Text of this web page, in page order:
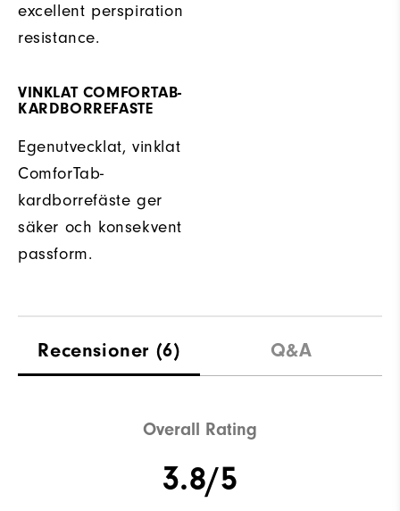
excellent perspiration
resistance.
VINKLAT COMFORTAB-
KARDBORREFASTE
Egenutvecklat, vinklat
ComforTab-
kardborrefäste ger
säker och konsekvent
passform.
Recensioner (6) Q&A
Overall Rating
3.8/5